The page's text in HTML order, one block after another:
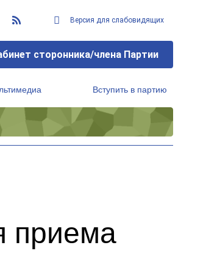
Версия для слабовидящих
сторонника/члена Партии
Вступить в партию
приема